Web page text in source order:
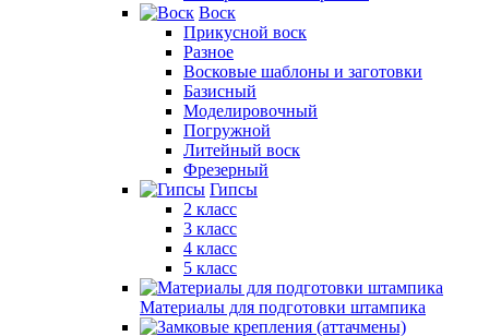
Воск
Прикусной воск
Разное
Восковые шаблоны и заготовки
Базисный
Моделировочный
Погружной
Литейный воск
Фрезерный
Гипсы
2 класс
3 класс
4 класс
5 класс
Материалы для подготовки штампика